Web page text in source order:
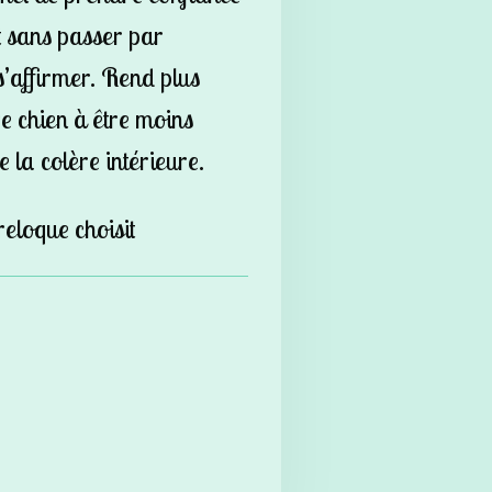
sans passer par
Rend plus
chien à être moins
la colère intérieure.
choisit